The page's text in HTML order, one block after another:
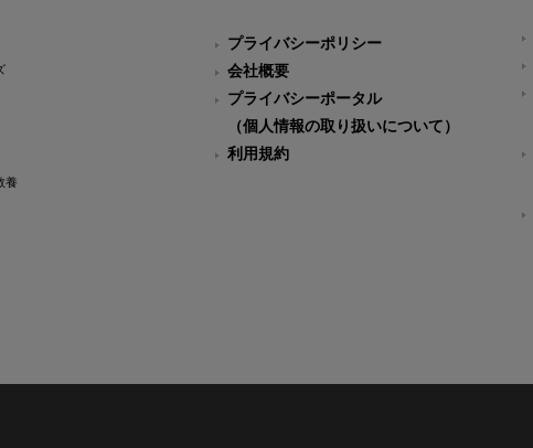
養
プライバシーポリシー
会社概要
プライバシーポータル
（個人情報の取り扱いについて）
利用規約